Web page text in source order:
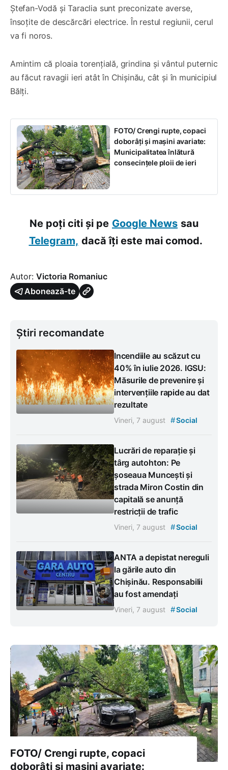
Ștefan-Vodă și Taraclia sunt preconizate averse,
însoțite de descărcări electrice. În restul regiunii, cerul
va fi noros.
Amintim că ploaia torențială, grindina și vântul puternic
au făcut ravagii ieri atât în Chișinău, cât și în municipiul
Bălți.
FOTO/ Crengi rupte, copaci
doborâți și mașini avariate:
Municipalitatea înlătură
consecințele ploii de ieri
Ne poți citi și pe Google News sau
Telegram, dacă îți este mai comod.
Autor: Victoria Romaniuc
Abonează-te
Știri recomandate
Incendiile au scăzut cu
40% în iulie 2026. IGSU:
Măsurile de prevenire și
intervențiile rapide au dat
rezultate
Vineri, 7 august #Social
Lucrări de reparație și
târg autohton: Pe
șoseaua Muncești și
strada Miron Costin din
capitală se anunță
restricții de trafic
Vineri, 7 august #Social
ANTA a depistat nereguli
la gările auto din
Chișinău. Responsabilii
au fost amendați
Vineri, 7 august #Social
FOTO/ Crengi rupte, copaci
doborâți și mașini avariate: